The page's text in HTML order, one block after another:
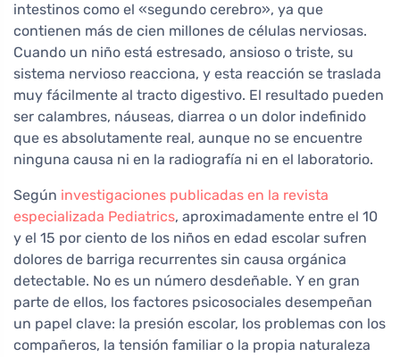
intestinos como el «segundo cerebro», ya que
contienen más de cien millones de células nerviosas.
Cuando un niño está estresado, ansioso o triste, su
sistema nervioso reacciona, y esta reacción se traslada
muy fácilmente al tracto digestivo. El resultado pueden
ser calambres, náuseas, diarrea o un dolor indefinido
que es absolutamente real, aunque no se encuentre
ninguna causa ni en la radiografía ni en el laboratorio.
Según investigaciones publicadas en la revista
especializada Pediatrics, aproximadamente entre el 10
y el 15 por ciento de los niños en edad escolar sufren
dolores de barriga recurrentes sin causa orgánica
detectable. No es un número desdeñable. Y en gran
parte de ellos, los factores psicosociales desempeñan
un papel clave: la presión escolar, los problemas con los
compañeros, la tensión familiar o la propia naturaleza